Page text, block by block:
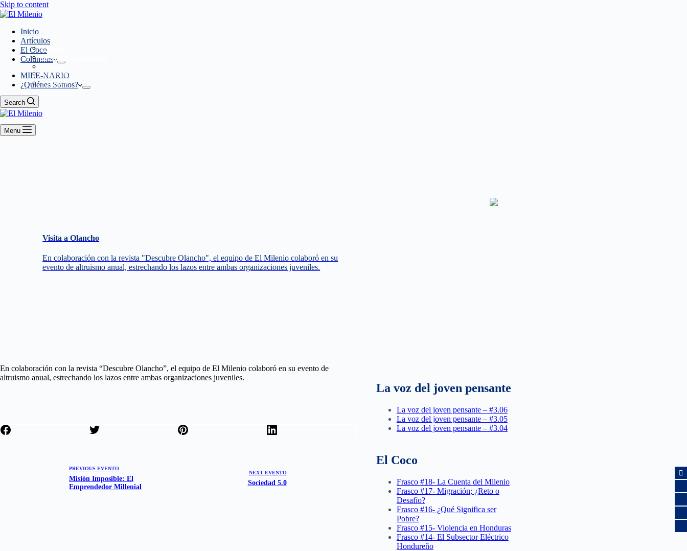
Skip to content
Inicio
Artículos
El Coco
Columnas
Líderes
Querido Hondureño
Versus
MILE-NARIO
¿Quiénes Somos?
Miembros
Eventos
Search
Menu
Visita a Olancho
En colaboración con la revista "Descubre Olancho", el equipo de El Milenio colaboró en su
evento de altruismo anual, estrechando los lazos entre ambas organizaciones juveniles.
En colaboración con la revista “Descubre Olancho”, el equipo de El Milenio colaboró en su evento de
altruismo anual, estrechando los lazos entre ambas organizaciones juveniles.
PREVIOUS EVENTO
Misión Imposible: El
Emprendedor Millenial
NEXT EVENTO
Sociedad 5.0
La voz del joven pensante
La voz del joven pensante – #3.06
La voz del joven pensante – #3.05
La voz del joven pensante – #3.04
El Coco
Frasco #18- La Cuenta del Milenio
Frasco #17- Migración; ¿Reto o
Desafío?
Frasco #16- ¿Qué Significa ser
Pobre?
Frasco #15- Violencia en Honduras
Frasco #14- El Subsector Eléctrico
Hondureño